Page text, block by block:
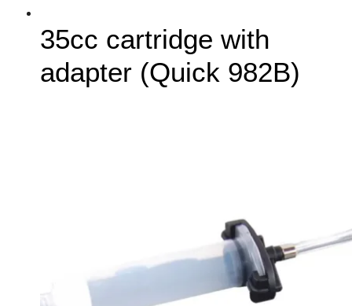
35cc cartridge with
adapter (Quick 982B)